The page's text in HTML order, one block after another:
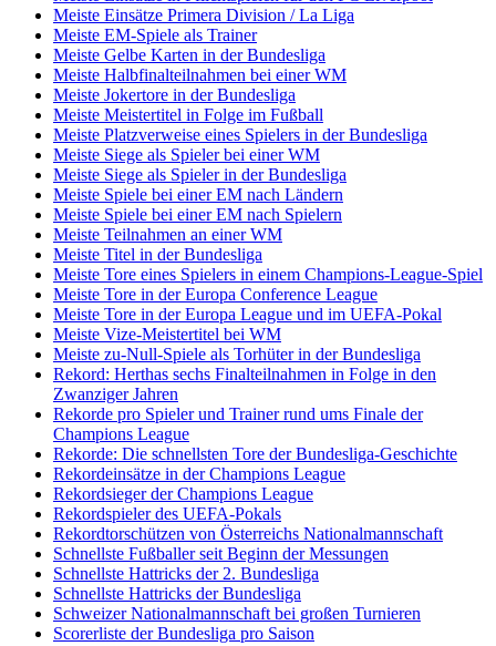
Meiste Einsätze Primera Division / La Liga
Meiste EM-Spiele als Trainer
Meiste Gelbe Karten in der Bundesliga
Meiste Halbfinalteilnahmen bei einer WM
Meiste Jokertore in der Bundesliga
Meiste Meistertitel in Folge im Fußball
Meiste Platzverweise eines Spielers in der Bundesliga
Meiste Siege als Spieler bei einer WM
Meiste Siege als Spieler in der Bundesliga
Meiste Spiele bei einer EM nach Ländern
Meiste Spiele bei einer EM nach Spielern
Meiste Teilnahmen an einer WM
Meiste Titel in der Bundesliga
Meiste Tore eines Spielers in einem Champions-League-Spiel
Meiste Tore in der Europa Conference League
Meiste Tore in der Europa League und im UEFA-Pokal
Meiste Vize-Meistertitel bei WM
Meiste zu-Null-Spiele als Torhüter in der Bundesliga
Rekord: Herthas sechs Finalteilnahmen in Folge in den
Zwanziger Jahren
Rekorde pro Spieler und Trainer rund ums Finale der
Champions League
Rekorde: Die schnellsten Tore der Bundesliga-Geschichte
Rekordeinsätze in der Champions League
Rekordsieger der Champions League
Rekordspieler des UEFA-Pokals
Rekordtorschützen von Österreichs Nationalmannschaft
Schnellste Fußballer seit Beginn der Messungen
Schnellste Hattricks der 2. Bundesliga
Schnellste Hattricks der Bundesliga
Schweizer Nationalmannschaft bei großen Turnieren
Scorerliste der Bundesliga pro Saison